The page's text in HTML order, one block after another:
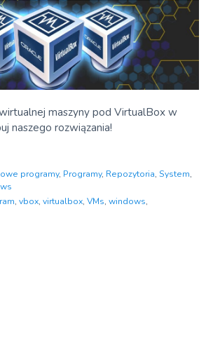
maszyny pod VirtualBox w
naszego rozwiązania!
programy, Programy, Repozytoria, System,
ram, vbox, virtualbox, VMs, windows,